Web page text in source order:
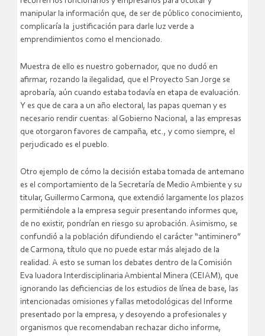
manipular la información que, de ser de público conocimiento,
complicaría la justificación para darle luz verde a
emprendimientos como el mencionado.
Muestra de ello es nuestro gobernador, que no dudó en
afirmar, rozando la ilegalidad, que el Proyecto San Jorge se
aprobaría, aún cuando estaba todavía en etapa de evaluación.
Y es que de cara a un año electoral, las papas queman y es
necesario rendir cuentas: al Gobierno Nacional, a las empresas
que otorgaron favores de campaña, etc., y como siempre, el
perjudicado es el pueblo.
Otro ejemplo de cómo la decisión estaba tomada de antemano
es el comportamiento de la Secretaría de Medio Ambiente y su
titular, Guillermo Carmona, que extendió largamente los plazos
permitiéndole a la empresa seguir presentando informes que,
de no existir, pondrían en riesgo su aprobación. Asimismo, se
confundió a la población difundiendo el carácter “antiminero”
de Carmona, título que no puede estar más alejado de la
realidad. A esto se suman los debates dentro de la Comisión
Eva luadora Interdisciplinaria Ambiental Minera (CEIAM), que
ignorando las deficiencias de los estudios de línea de base, las
intencionadas omisiones y fallas metodológicas del Informe
presentado por la empresa, y desoyendo a profesionales y
organismos que recomendaban rechazar dicho informe,